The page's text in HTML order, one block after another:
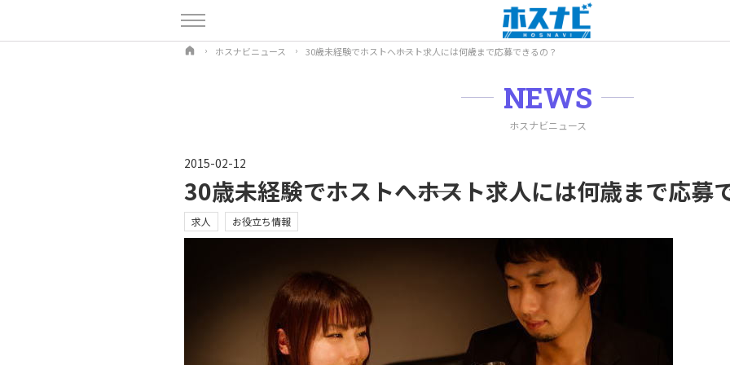
ホスナビニュース 30歳未経験でホストへ――ホスト求人には何歳まで応募できるの？
NEWS
ホスナビニュース
2015-02-12
30歳未経験でホストへ――ホスト求人には何歳まで応募
求人 お役立ち情報